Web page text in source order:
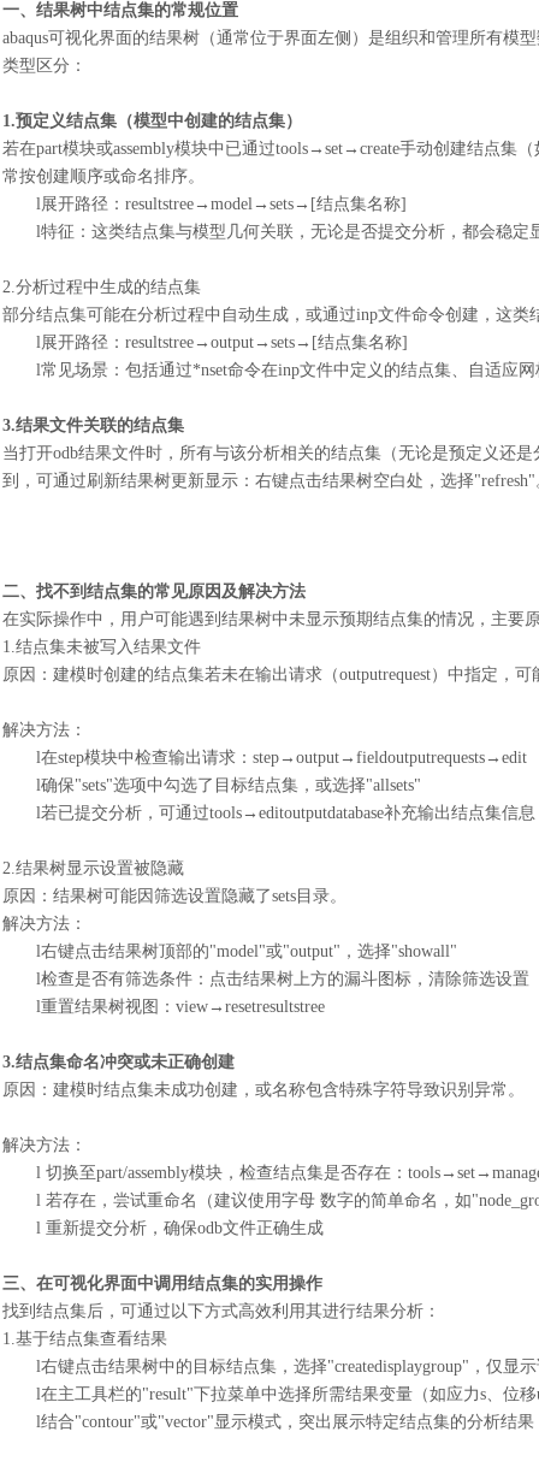
一、结果树中结点集的常规位置
abaqus可视化界面的结果树（通常位于界面左侧）是组织和管理所有
类型区分：
1.预定义结点集（模型中创建的结点集）
若在part模块或assembly模块中已通过tools→set→create手动创建结点集
常按创建顺序或命名排序。
l展开路径： resultstree→model→sets→[结点集名称]
l特征：这类结点集与模型几何关联，无论是否提交分析，都会稳
2.分析过程中生成的结点集
部分结点集可能在分析过程中自动生成，或通过inp文件命令创建，这类
l展开路径： resultstree→output→sets→[结点集名称]
l常见场景：包括通过*nset命令在inp文件中定义的结点集、自适应
3.结果文件关联的结点集
当打开odb结果文件时，所有与该分析相关的结点集（无论是预定义还
到，可通过刷新结果树更新显示：右键点击结果树空白处，选择"refresh"
二、找不到结点集的常见原因及解决方法
在实际操作中，用户可能遇到结果树中未显示预期结点集的情况，主要
1.结点集未被写入结果文件
原因：建模时创建的结点集若未在输出请求（outputrequest）中指定，
解决方法：
l在step模块中检查输出请求：step→output→fieldoutputrequests→edit
l确保"sets"选项中勾选了目标结点集，或选择"allsets"
l若已提交分析，可通过tools→editoutputdatabase补充输出结点集信息
2.结果树显示设置被隐藏
原因：结果树可能因筛选设置隐藏了sets目录。
解决方法：
l右键点击结果树顶部的"model"或"output"，选择"showall"
l检查是否有筛选条件：点击结果树上方的漏斗图标，清除筛选设置
l重置结果树视图： view→resetresultstree
3.结点集命名冲突或未正确创建
原因：建模时结点集未成功创建，或名称包含特殊字符导致识别异常。
解决方法：
l 切换至part/assembly模块，检查结点集是否存在：
l 若存在，尝试重命名（建议使用字母 数字的简单命名，如
l 重新提交分析，确保odb文件正确生成
三、在可视化界面中调用结点集的实用操作
找到结点集后，可通过以下方式高效利用其进行结果分析：
1.基于结点集查看结果
l右键点击结果树中的目标结点集，选择"createdisplaygroup"，仅显
l在主工具栏的"result"下拉菜单中选择所需结果变量（如应力s、位
l结合"contour"或"vector"显示模式，突出展示特定结点集的分析结果